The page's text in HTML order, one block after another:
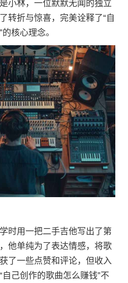
小林，一位默默无闻的独立
转折与惊喜，完美诠释了“自
核心理念。
时用一把二手吉他写出了第
他单纯为了表达情感，将歌
了一些点赞和评论，但收入
己创作的歌曲怎么赚钱”不